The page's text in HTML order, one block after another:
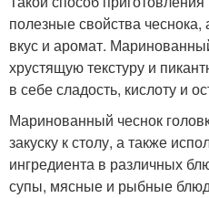
полезные свойства
вкус и аромат.
хрустящую текстуру и
в себе сладость, кислоту и
Маринованный чеснок
закуску к столу, а также
ингредиента в различных
супы, мясные и рыбные